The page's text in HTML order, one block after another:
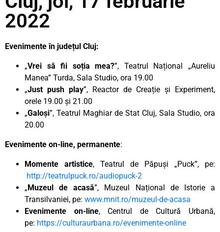
2022
Evenimente în județul Cluj:
„Vrei să fii soția mea?”, Teatrul Național „Aureliu
Manea” Turda, Sala Studio, ora 19.00
„Just push play”, Reactor de Creație și Experiment,
orele 19.00 și 21.00
„Galoși”, Teatrul Maghiar de Stat Cluj, Sala Studio, ora
20.00
Evenimente on-line, permanente:
Momente artistice, Teatrul de Păpuși „Puck”, pe:
http://teatrulpuck.ro/audiopuck-2
„Muzeul de acasă”, Muzeul Național de Istorie a
Transilvaniei, pe: www.mnit.ro/muzeul-de-acasa
Evenimente on-line, Centrul de Cultură Urbană,
pe: https://culturaurbana.ro/evenimente-online